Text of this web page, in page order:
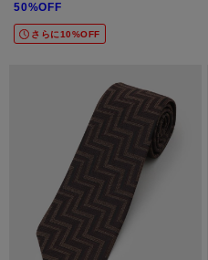
50%OFF
さらに10%OFF